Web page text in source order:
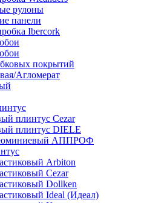
рулоны
панели
Ibercork
покрытий
Агломерат
плинтус Cezar
плинтус DIELE
АППРОФ
Arbiton
Cezar
Dollken
Ideal (Идеал)